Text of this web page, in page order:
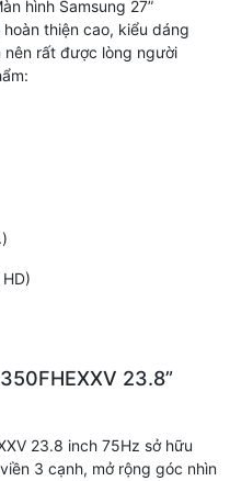
hình Samsung 27”
thiện cao, kiểu dáng
rất được lòng người
23.8”
23.8 inch 75Hz sở hữu
3 cạnh, mở rộng góc nhìn